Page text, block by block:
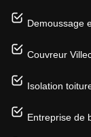
Demoussage
Couvreur
Isolation
Entreprise de